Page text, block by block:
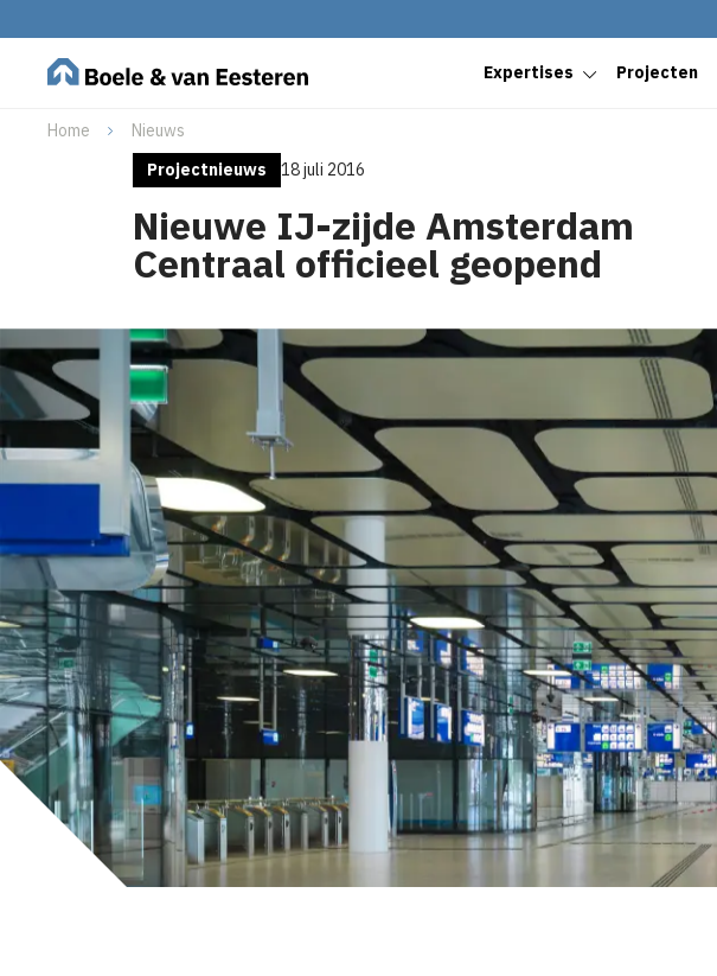
Expertises Projecten
Home
Nieuws
Projectnieuws
18 juli 2016
Nieuwe IJ-zijde Amsterdam
Centraal officieel geopend